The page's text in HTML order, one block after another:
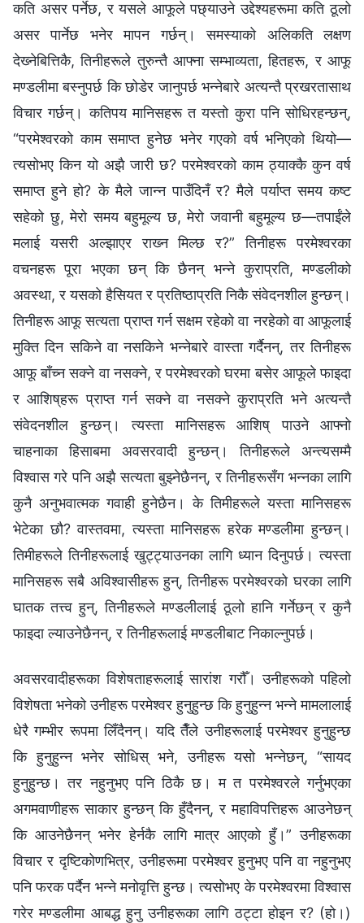
कति असर पर्नेछ, र यसले आफूले पछ्याउने उद्देश्यहरूमा कति ठूलो
असर पार्नेछ भनेर मापन गर्छन्। समस्याको अलिकति लक्षण
देख्‍नेबित्तिकै, तिनीहरूले तुरुन्तै आफ्‍ना सम्भाव्यता, हितहरू, र आफू
मण्डलीमा बस्‍नुपर्छ कि छोडेर जानुपर्छ भन्‍नेबारे अत्यन्तै प्रखरतासाथ
विचार गर्छन्। कतिपय मानिसहरू त यस्तो कुरा पनि सोधिरहन्छन्,
“परमेश्‍वरको काम समाप्त हुनेछ भनेर गएको वर्ष भनिएको थियो—
त्यसोभए किन यो अझै जारी छ? परमेश्‍वरको काम ठ्याक्‍कै कुन वर्ष
समाप्त हुने हो? के मैले जान्‍न पाउँदिनँ र? मैले पर्याप्त समय कष्ट
सहेको छु, मेरो समय बहुमूल्य छ, मेरो जवानी बहुमूल्य छ—तपाईंले
मलाई यसरी अल्झाएर राख्‍न मिल्छ र?” तिनीहरू परमेश्‍वरका
वचनहरू पूरा भएका छन् कि छैनन् भन्‍ने कुराप्रति, मण्डलीको
अवस्था, र यसको हैसियत र प्रतिष्ठाप्रति निकै संवेदनशील हुन्छन्।
तिनीहरू आफू सत्यता प्राप्त गर्न सक्षम रहेको वा नरहेको वा आफूलाई
मुक्ति दिन सकिने वा नसकिने भन्‍नेबारे वास्ता गर्दैनन्, तर तिनीहरू
आफू बाँच्न सक्ने वा नसक्ने, र परमेश्‍वरको घरमा बसेर आफूले फाइदा
र आशिष्‌हरू प्राप्त गर्न सक्ने वा नसक्ने कुराप्रति भने अत्यन्तै
संवेदनशील हुन्छन्। त्यस्ता मानिसहरू आशिष् पाउने आफ्नो
चाहनाका हिसाबमा अवसरवादी हुन्छन्। तिनीहरूले अन्त्यसम्‍मै
विश्‍वास गरे पनि अझै सत्यता बुझ्नेछैनन्, र तिनीहरूसँग भन्नका लागि
कुनै अनुभवात्मक गवाही हुनेछैन। के तिमीहरूले यस्ता मानिसहरू
भेटेका छौ? वास्तवमा, त्यस्ता मानिसहरू हरेक मण्डलीमा हुन्छन्।
तिमीहरूले तिनीहरूलाई खुट्ट्याउनका लागि ध्यान दिनुपर्छ। त्यस्ता
मानिसहरू सबै अविश्‍वासीहरू हुन्, तिनीहरू परमेश्‍वरको घरका लागि
घातक तत्त्व हुन्, तिनीहरूले मण्डलीलाई ठूलो हानि गर्नेछन् र कुनै
फाइदा ल्याउनेछैनन्, र तिनीहरूलाई मण्डलीबाट निकाल्नुपर्छ।
अवसरवादीहरूका विशेषताहरूलाई सारांश गरौँ। उनीहरूको पहिलो
विशेषता भनेको उनीहरू परमेश्‍वर हुनुहुन्छ कि हुनुहुन्न भन्ने मामलालाई
धेरै गम्भीर रूपमा लिँदैनन्। यदि तैँले उनीहरूलाई परमेश्‍वर हुनुहुन्छ
कि हुनुहुन्न भनेर सोधिस् भने, उनीहरू यसो भन्नेछन्, “सायद
हुनुहुन्छ। तर नहुनुभए पनि ठिकै छ। म त परमेश्‍वरले गर्नुभएका
अगमवाणीहरू साकार हुन्छन् कि हुँदैनन्, र महाविपत्तिहरू आउनेछन्
कि आउनेछैनन् भनेर हेर्नकै लागि मात्र आएको हुँ।” उनीहरूका
विचार र दृष्टिकोणभित्र, उनीहरूमा परमेश्‍वर हुनुभए पनि वा नहुनुभए
पनि फरक पर्दैन भन्ने मनोवृत्ति हुन्छ। त्यसोभए के परमेश्‍वरमा विश्‍वास
गरेर मण्डलीमा आबद्ध हुनु उनीहरूका लागि ठट्टा होइन र? (हो।)